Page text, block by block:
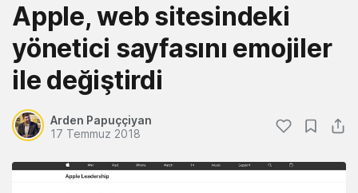
Apple, web sitesindeki
yönetici sayfasını emojiler
ile değiştirdi
Arden Papuççiyan
17 Temmuz 2018